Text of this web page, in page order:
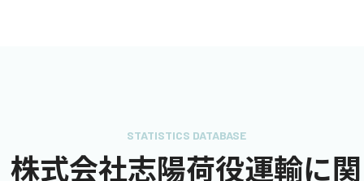
STATISTICS DATABASE
株式会社志陽荷役運輸に関